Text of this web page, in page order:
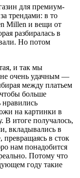
для премиум-
трендами: в то
Millen и вещи от
разбиралась в
Но потом
и так мы
очень удачным —
между платьем
больше
нравились
на картинки в
В итоге получалось,
вкладывались в
в сток
нам понадобится
Потому что
году такие